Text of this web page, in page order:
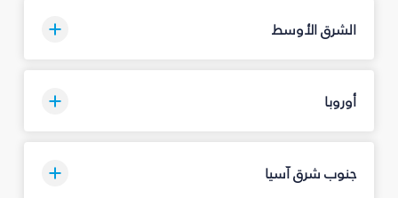
الشرق الأوسط
أوروبا
جنوب شرق آسيا